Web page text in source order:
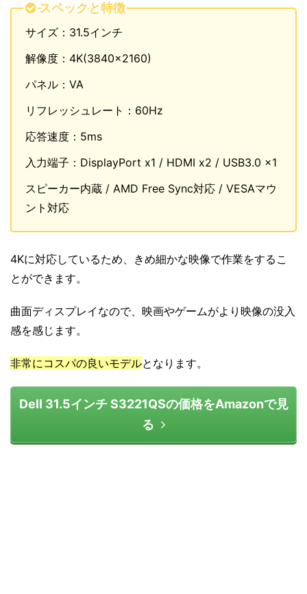
スペックと特徴
サイズ：31.5インチ
解像度：4K(3840×2160)
パネル：VA
リフレッシュレート：60Hz
応答速度：5ms
入力端子：DisplayPort x1 / HDMI x2 / USB3.0 x1
スピーカー内蔵 / AMD Free Sync対応 / VESAマウ
ント対応
4Kに対応しているため、きめ細かな映像で作業をするこ
とができます。
曲面ディスプレイなので、映画やゲームがより映像の没入
感を感じます。
非常にコスパの良いモデルとなります。
Dell 31.5インチ S3221QSの価格をAmazonで見
る